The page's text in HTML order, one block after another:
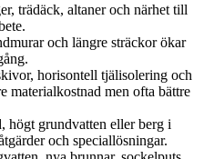
trädäck, altaner och närhet till
och längre sträckor ökar
horisontell tjälisolering och
materialkostnad men ofta bättre
högt grundvatten eller berg i
och speciallösningar.